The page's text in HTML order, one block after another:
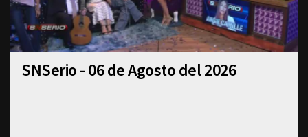
SNSerio - 06 de Agosto del 2026